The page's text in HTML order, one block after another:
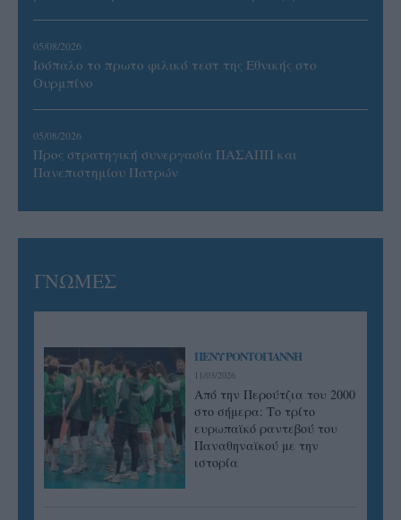
05/08/2026
Ισόπαλο το πρωτο φιλικό τεστ της Εθνικής στο
Ουρμπίνο
05/08/2026
Προς στρατηγική συνεργασία ΠΑΣΑΠΠ και
Πανεπιστημίου Πατρών
ΓΝΩΜΕΣ
ΠΕΝΥ ΡΟΝΤΟΓΙΑΝΝΗ
11/03/2026
Από την Περούτζια του 2000
στο σήμερα: Tο τρίτο
ευρωπαϊκό ραντεβού του
Παναθηναϊκού με την
ιστορία